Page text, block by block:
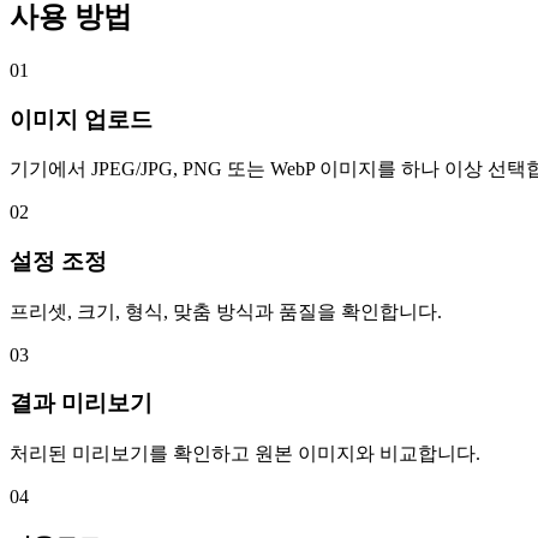
사용 방법
01
이미지 업로드
기기에서 JPEG/JPG, PNG 또는 WebP 이미지를 하나 이상 선택
02
설정 조정
프리셋, 크기, 형식, 맞춤 방식과 품질을 확인합니다.
03
결과 미리보기
처리된 미리보기를 확인하고 원본 이미지와 비교합니다.
04